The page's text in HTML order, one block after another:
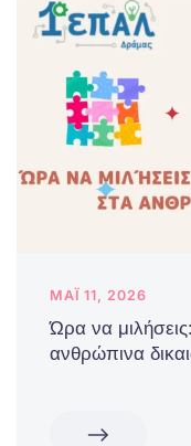
ΜΆΙ 11, 2026
Ώρα να
ανθρώπινα